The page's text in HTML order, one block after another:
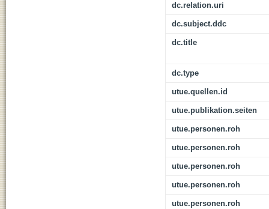
dc.relation.uri
dc.subject.ddc
dc.title
dc.type
utue.quellen.id
utue.publikation.seiten
utue.personen.roh
utue.personen.roh
utue.personen.roh
utue.personen.roh
utue.personen.roh